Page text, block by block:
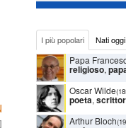
]
I più popolari Nati oggi
Papa
religioso,
Oscar Wilde
poeta,
Arthur Bloch